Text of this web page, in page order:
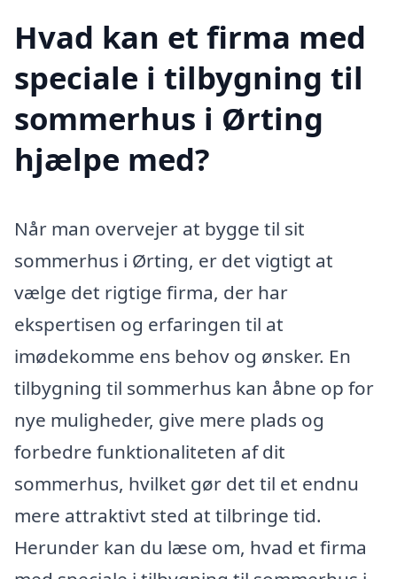
Hvad kan et firma med
speciale i tilbygning til
sommerhus i Ørting
hjælpe med?
Når man overvejer at bygge til sit
sommerhus i Ørting, er det vigtigt at
vælge det rigtige firma, der har
ekspertisen og erfaringen til at
imødekomme ens behov og ønsker. En
tilbygning til sommerhus kan åbne op for
nye muligheder, give mere plads og
forbedre funktionaliteten af dit
sommerhus, hvilket gør det til et endnu
mere attraktivt sted at tilbringe tid.
Herunder kan du læse om, hvad et firma